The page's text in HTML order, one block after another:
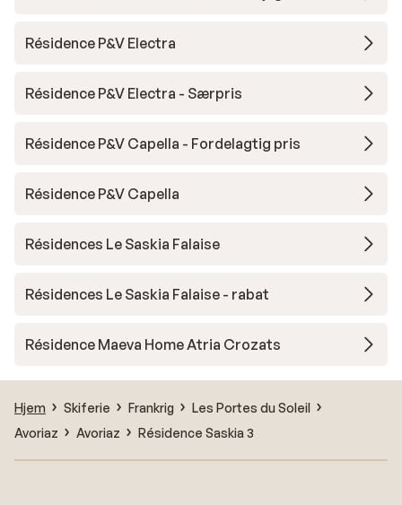
Résidence P&V Electra
Résidence P&V Electra - Særpris
Résidence P&V Capella - Fordelagtig pris
Résidence P&V Capella
Résidences Le Saskia Falaise
Résidences Le Saskia Falaise - rabat
Résidence Maeva Home Atria Crozats
Hjem Skiferie Frankrig
Les Portes du Soleil
Avoriaz
Avoriaz Résidence Saskia 3